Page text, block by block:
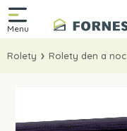
Rolety Rolety den a noc